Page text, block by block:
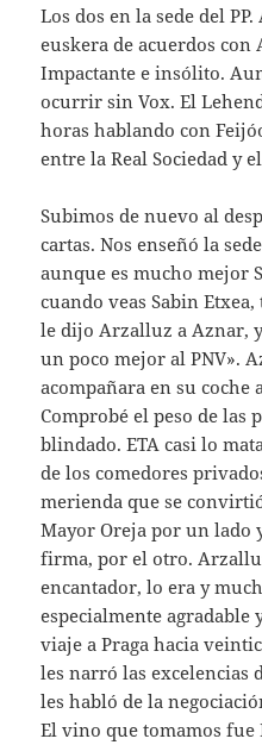
Los dos en la sede del
euskera de acuerdos con
Impactante e insólito.
ocurrir sin Vox. El
horas hablando con
entre la Real Sociedad y
Subimos de nuevo al
cartas. Nos enseñó la
aunque es mucho mejor
cuando veas Sabin
le dijo Arzalluz a Aznar,
un poco mejor al PNV».
acompañara en su coche
Comprobé el peso de las
blindado. ETA casi lo
de los comedores
merienda que se
Mayor Oreja por un lado
firma, por el otro.
encantador, lo era y
especialmente agradable
viaje a Praga hacia
les narró las excelencias
les habló de la
El vino que tomamos fue